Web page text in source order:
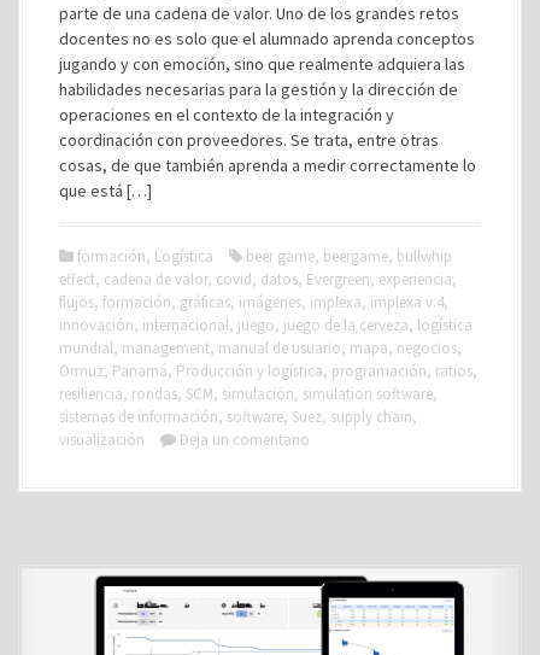
parte de una cadena de valor. Uno de los grandes retos
docentes no es solo que el alumnado aprenda conceptos
jugando y con emoción, sino que realmente adquiera las
habilidades necesarias para la gestión y la dirección de
operaciones en el contexto de la integración y
coordinación con proveedores. Se trata, entre otras
cosas, de que también aprenda a medir correctamente lo
que está […]
formación, Logística beer game, beergame, bullwhip
effect, cadena de valor, covid, datos, Evergreen, experiencia,
flujos, formación, gráficas, imágenes, implexa, implexa v.4,
innovación, internacional, juego, juego de la cerveza, logística
mundial, management, manual de usuario, mapa, negocios,
Ormuz, Panamá, Producción y logística, programación, ratios,
resiliencia, rondas, SCM, simulación, simulation software,
sistemas de información, software, Suez, supply chain,
visualización
Deja un comentario